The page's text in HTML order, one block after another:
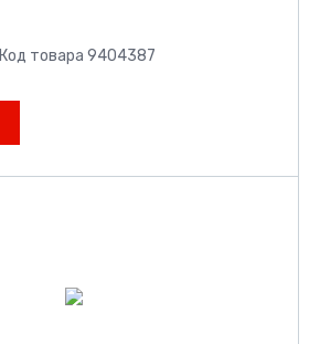
Код товара 9404387